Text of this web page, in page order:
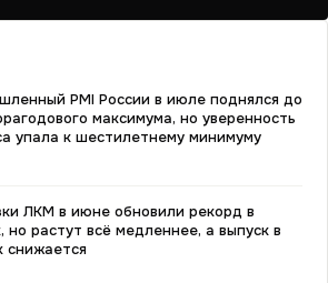
PMI России в июле поднялся до
максимума, но уверенность
упала к шестилетнему минимуму
ЛКМ в июне обновили рекорд в
но растут всё медленнее, а выпуск в
снижается